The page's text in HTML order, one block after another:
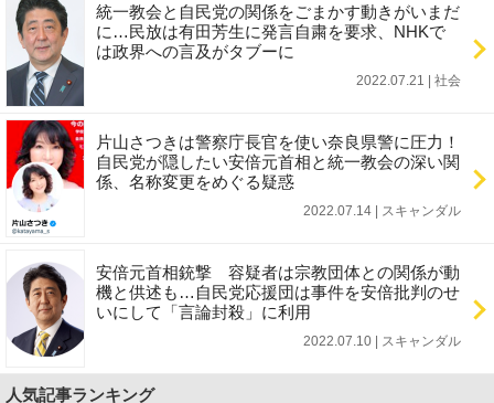
統一教会と自民党の関係をごまかす動きがいまだ
に…民放は有田芳生に発言自粛を要求、NHKで
は政界への言及がタブーに
2022.07.21 | 社会
片山さつきは警察庁長官を使い奈良県警に圧力！
自民党が隠したい安倍元首相と統一教会の深い関
係、名称変更をめぐる疑惑
2022.07.14 | スキャンダル
安倍元首相銃撃 容疑者は宗教団体との関係が動
機と供述も…自民党応援団は事件を安倍批判のせ
いにして「言論封殺」に利用
2022.07.10 | スキャンダル
人気記事ランキング